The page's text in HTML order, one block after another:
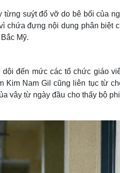
suýt đổ vỡ do bê bối của
chứa đựng nội dung phân biệt
Mỹ.
đến mức các tổ chức giáo
Kim Nam Gil cũng liên tục từ
vây từ ngày đầu cho thấy bộ